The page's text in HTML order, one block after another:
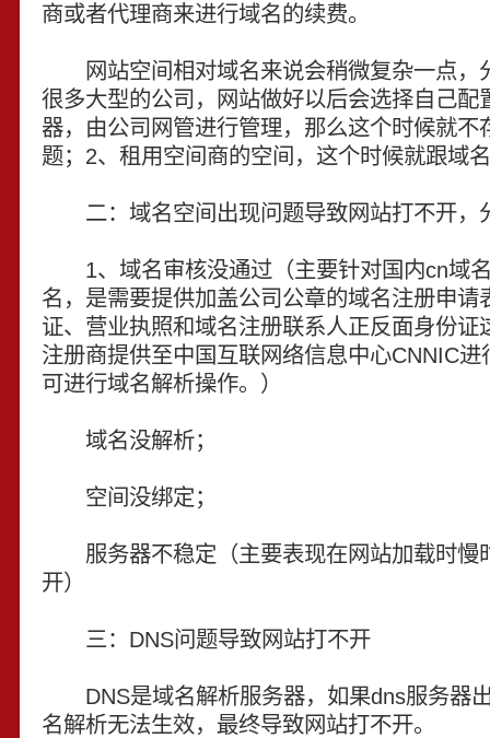
商或者代理商来进行域名的续费。
网站空间相对域名来说会稍微复杂一点，
很多大型的公司，网站做好以后会选择自己配
器，由公司网管进行管理，那么这个时候就不
题；2、租用空间商的空间，这个时候就跟域
二：域名空间出现问题导致网站打不开，
1、域名审核没通过（主要针对国内cn域
名，是需要提供加盖公司公章的域名注册申请
证、营业执照和域名注册联系人正反面身份证
注册商提供至中国互联网络信息中心CNNIC
可进行域名解析操作。）
域名没解析；
空间没绑定；
服务器不稳定（主要表现在网站加载时慢
开）
三：DNS问题导致网站打不开
DNS是域名解析服务器，如果dns服务器
名解析无法生效，最终导致网站打不开。